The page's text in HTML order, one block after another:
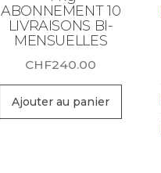
ABONNEMENT 10
LIVRAISONS BI-
MENSUELLES
CHF240.00
Ajouter au panier